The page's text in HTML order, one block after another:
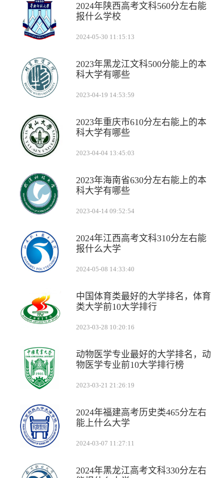
2024年陕西高考文科560分左右能
报什么学校
2024-05-30 11:15:13
2023年黑龙江文科500分能上的本
科大学有哪些
2023-04-19 14:53:59
2023年重庆市610分左右能上的本
科大学有哪些
2023-04-04 13:45:03
2023年海南省630分左右能上的本
科大学有哪些
2023-04-14 09:52:54
2024年江西高考文科310分左右能
报什么大学
2024-05-08 14:33:40
中国体育类最好的大学排名，体育
类大学前10大学排行
2023-03-28 10:20:16
动物医学专业最好的大学排名，动
物医学专业前10大学排行榜
2023-03-21 21:26:19
2024年福建高考历史类465分左右
能上什么大学
2024-03-07 11:27:11
2024年黑龙江高考文科330分左右